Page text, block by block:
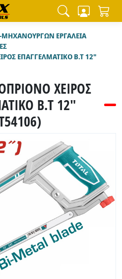
ΜΗΧΑΝΟΥΡΓΩΝ ΕΡΓΑΛΕΙΑ
ΕΠΑΓΓΕΛΜΑΤΙΚΟ Β.Τ 12"
ΧΕΙΡΟΣ
Β.Τ 12"